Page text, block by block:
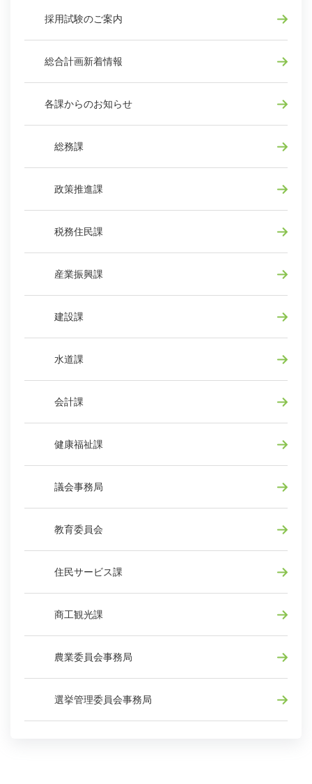
採用試験のご案内
総合計画新着情報
各課からのお知らせ
総務課
政策推進課
税務住民課
産業振興課
建設課
水道課
会計課
健康福祉課
議会事務局
教育委員会
住民サービス課
商工観光課
農業委員会事務局
選挙管理委員会事務局